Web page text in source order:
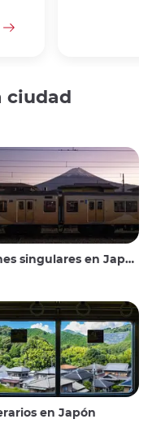
ciudad
singulares en Japón
en Japón